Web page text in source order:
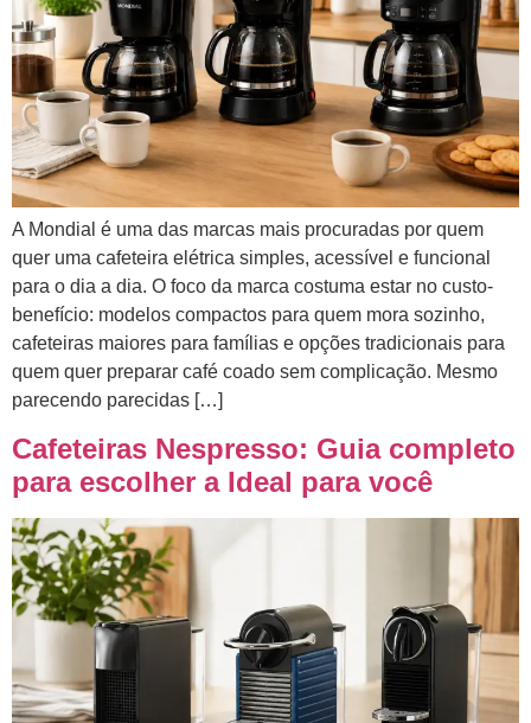
A Mondial é uma das marcas mais procuradas por quem
quer uma cafeteira elétrica simples, acessível e funcional
para o dia a dia. O foco da marca costuma estar no custo-
benefício: modelos compactos para quem mora sozinho,
cafeteiras maiores para famílias e opções tradicionais para
quem quer preparar café coado sem complicação. Mesmo
parecendo parecidas […]
Cafeteiras Nespresso: Guia completo
para escolher a Ideal para você